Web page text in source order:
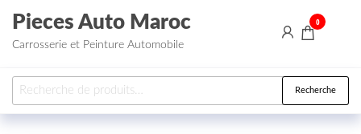
Aller au contenu
Pieces Auto Maroc
Carrosserie et Peinture Automobile
0
Recherche pour : Recherche